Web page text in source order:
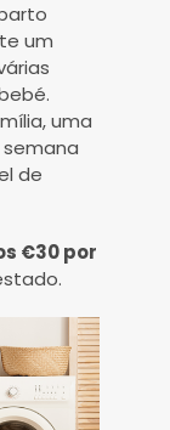
um
uma
de
€30 por